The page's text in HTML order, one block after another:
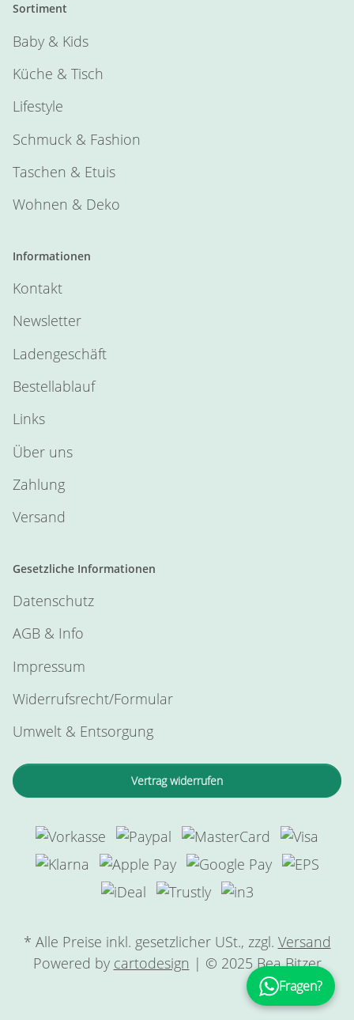
Sortiment
Baby & Kids
Küche & Tisch
Lifestyle
Schmuck & Fashion
Taschen & Etuis
Wohnen & Deko
Informationen
Kontakt
Newsletter
Ladengeschäft
Bestellablauf
Links
Über uns
Zahlung
Versand
Gesetzliche Informationen
Datenschutz
AGB & Info
Impressum
Widerrufsrecht/Formular
Umwelt & Entsorgung
Vertrag widerrufen
* Alle Preise inkl. gesetzlicher USt., zzgl. Versand
Powered by cartodesign | © 2025 Bea Bitzer
Fragen?